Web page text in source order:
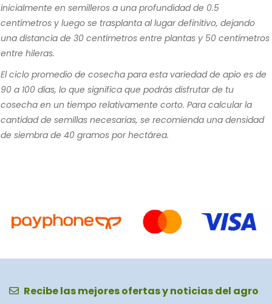
inicialmente en semilleros a una profundidad de 0.5
centímetros y luego se trasplanta al lugar definitivo, dejando
una distancia de 30 centímetros entre plantas y 50 centímetros
entre hileras.
El ciclo promedio de cosecha para esta variedad de apio es de
90 a 100 días, lo que significa que podrás disfrutar de tu
cosecha en un tiempo relativamente corto. Para calcular la
cantidad de semillas necesarias, se recomienda una densidad
de siembra de 40 gramos por hectárea.
Recibe las mejores ofertas y noticias del agro